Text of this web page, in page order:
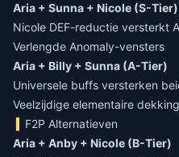
Aria + Sunna + Nicole (S-Tier)
Nicole DEF-reductie versterkt
Verlengde Anomaly-vensters
Aria + Billy + Sunna (A-Tier)
Universele buffs versterken
Veelzijdige elementaire dekking
F2P Alternatieven
Aria + Anby + Nicole (B-Tier)